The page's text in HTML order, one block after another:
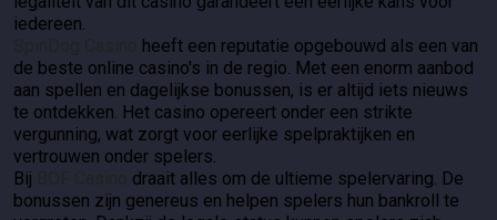
iedereen.
heeft een reputatie opgebouwd als een van
de beste online casino's in de regio. Met een enorm aanbod
aan spellen en dagelijkse bonussen, is er altijd iets nieuws
te ontdekken. Het casino opereert onder een strikte
vergunning, wat zorgt voor eerlijke spelpraktijken en
vertrouwen onder spelers.
Bij
draait alles om de ultieme spelervaring. De
bonussen zijn genereus en helpen spelers hun bankroll te